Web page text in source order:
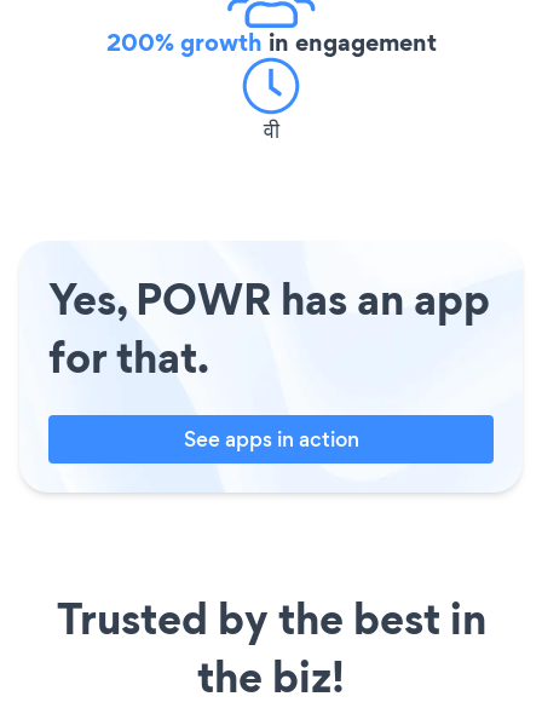
200% growth in engagement
वी
Yes, POWR has an app
for that.
See apps in action
Trusted by the best in
the biz!